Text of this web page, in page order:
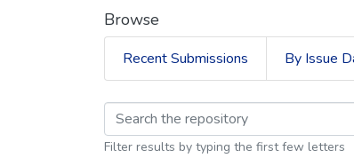
Browse
Recent Submissions By Issue
Browsing Tesis by
Filter results by typing the first few letters